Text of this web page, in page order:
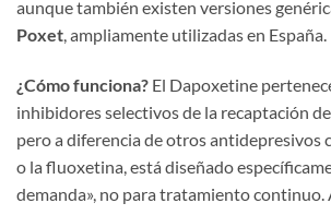
aunque también existen versiones
Poxet, ampliamente utilizadas en España.
¿Cómo funciona? El Dapoxetine
inhibidores selectivos de la recaptación
pero a diferencia de otros antidepresivos
o la fluoxetina, está diseñado
demanda», no para tratamiento